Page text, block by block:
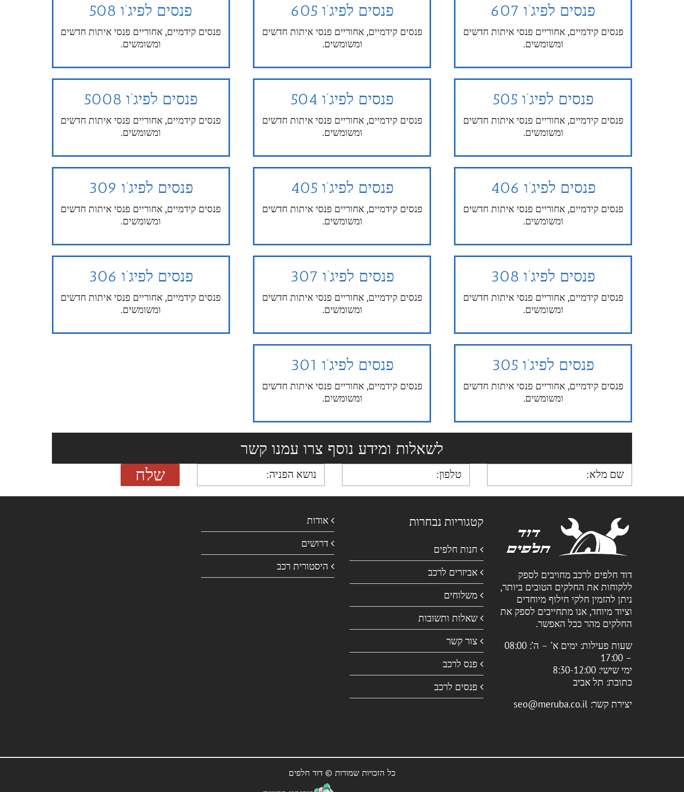
פנסים לפיג’ו 607
פנסים קידמיים, אחוריים פנסי איתות חדשים
ומשומשים.
פנסים לפיג’ו 605
פנסים קידמיים, אחוריים פנסי איתות חדשים
ומשומשים.
פנסים לפיג’ו 508
פנסים קידמיים, אחוריים פנסי איתות חדשים
ומשומשים.
פנסים לפיג’ו 505
פנסים קידמיים, אחוריים פנסי איתות חדשים
ומשומשים.
פנסים לפיג’ו 504
פנסים קידמיים, אחוריים פנסי איתות חדשים
ומשומשים.
פנסים לפיג’ו 5008
פנסים קידמיים, אחוריים פנסי איתות חדשים
ומשומשים.
פנסים לפיג’ו 406
פנסים קידמיים, אחוריים פנסי איתות חדשים
ומשומשים.
פנסים לפיג’ו 405
פנסים קידמיים, אחוריים פנסי איתות חדשים
ומשומשים.
פנסים לפיג’ו 309
פנסים קידמיים, אחוריים פנסי איתות חדשים
ומשומשים.
פנסים לפיג’ו 308
פנסים קידמיים, אחוריים פנסי איתות חדשים
ומשומשים.
פנסים לפיג’ו 307
פנסים קידמיים, אחוריים פנסי איתות חדשים
ומשומשים.
פנסים לפיג’ו 306
פנסים קידמיים, אחוריים פנסי איתות חדשים
ומשומשים.
פנסים לפיג’ו 305
פנסים קידמיים, אחוריים פנסי איתות חדשים
ומשומשים.
פנסים לפיג’ו 301
פנסים קידמיים, אחוריים פנסי איתות חדשים
ומשומשים.
לשאלות ומידע נוסף צרו עמנו קשר
דוד חלפים לרכב מחויבים לספק
ללקוחות את החלקים הטובים ביותר,
ניתן להזמין חלקי חילוף מיוחדים
וציוד מיוחד, אנו מתחייבים לספק את
החלקים מהר ככל האפשר.
שעות פעילות:
ימים א’ – ה’: 08:00
– 17:00
ימי שישי: 8:30-12:00
כתובת: תל אביב
יצירת קשר: seo@meruba.co.il
קטגוריות נבחרות
חנות חלפים
אביזרים לרכב
משלוחים
שאלות ותשובות
צור קשר
פנס לרכב
פנסים לרכב
אודות
דרושים
היסטורית רכב
כל הזכויות שמורות © דוד חלפים